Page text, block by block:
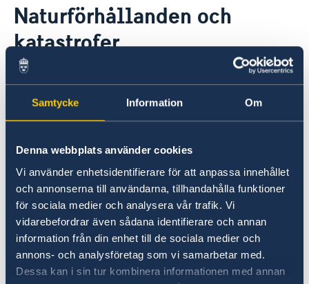
Samtycke Information Om
Denna webbplats använder cookies
Vi använder enhetsidentifierare för att anpassa innehållet
och annonserna till användarna, tillhandahålla funktioner
för sociala medier och analysera vår trafik. Vi
vidarebefordrar även sådana identifierare och annan
information från din enhet till de sociala medier och
annons- och analysföretag som vi samarbetar med.
Dessa kan i sin tur kombinera informationen med annan
Hjälp till svenskar i Guinea
Rösta i Guinea
Pass utomlands
Provisoriskt pass
Gifta sig utomlands
Reseinformation
Ambassadens reseinformation
Aktuella händelser
Allmänna säkerhetsläget
In- och utresebestämmelser
Hälso- och sjukvård
Lokala lagar och sedvänjor
Kriminalitet och personlig säkerhet
Trafiksäkerhet
Övriga upplysningar
Naturförhållanden och
katastrofer
Man bör vara försiktig vid bad efter
Guineabuktens stränder. Havsströmmarna är
starka, även nära land.
Däremot har Guinea varit förskonat från
allvarligare naturkatastrofer med dramatiskt
förlopp. Under regnperioden mellan maj och
november kan dock våldsamma regn
förekomma och orsaka översvämningar och
jordskred.
Senast uppdaterad 03 juli 2026, 13.56